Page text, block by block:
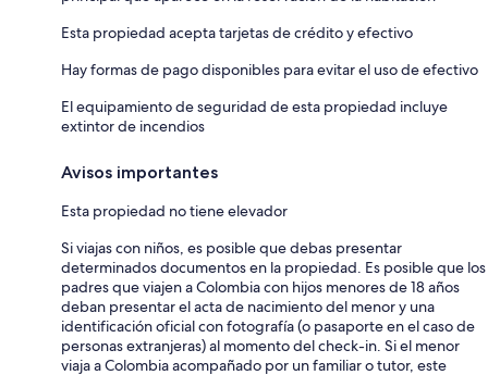
Esta propiedad acepta tarjetas de crédito y efectivo
Hay formas de pago disponibles para evitar el uso de efectivo
El equipamiento de seguridad de esta propiedad incluye
extintor de incendios
Avisos importantes
Esta propiedad no tiene elevador
Si viajas con niños, es posible que debas presentar
determinados documentos en la propiedad. Es posible que los
padres que viajen a Colombia con hijos menores de 18 años
deban presentar el acta de nacimiento del menor y una
identificación oficial con fotografía (o pasaporte en el caso de
personas extranjeras) al momento del check-in. Si el menor
viaja a Colombia acompañado por un familiar o tutor, este